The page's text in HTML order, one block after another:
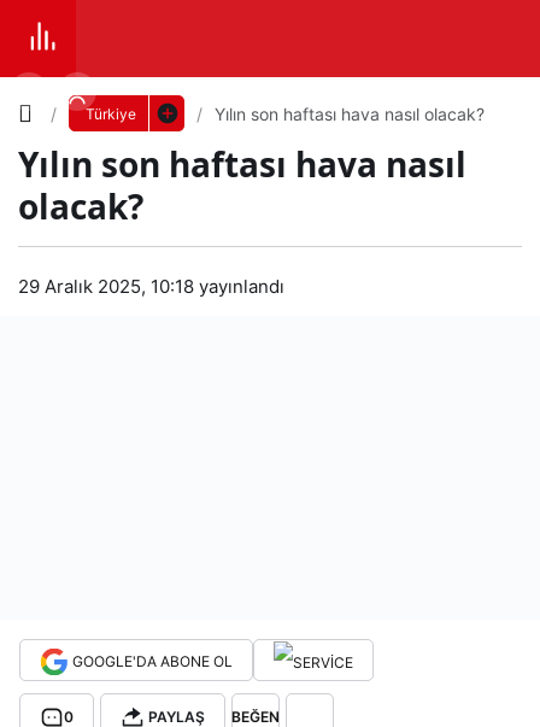
Türkiye Yılın son haftası hava nasıl olacak?
Yılın son haftası hava nasıl
olacak?
29 Aralık 2025, 10:18 yayınlandı
GOOGLE'DA ABONE OL
0 PAYLAŞ BEĞEN
Yılın
nası
l
Yazı
Boyutunu